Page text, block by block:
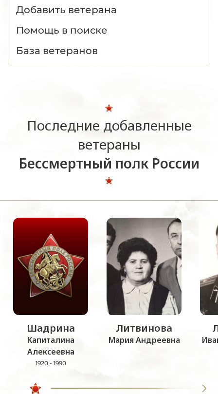
Добавить ветерана
Помощь в поиске
База ветеранов
Последние добавленные
ветераны
Бессмертный полк России
Шадрина
Капиталина
Алексеевна
1920 - 1990
Литвинова
Мария Андреевна